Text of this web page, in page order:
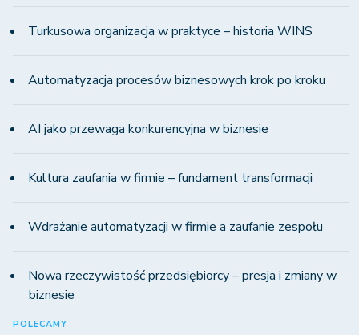
Turkusowa organizacja w praktyce – historia WINS
Automatyzacja procesów biznesowych krok po kroku
AI jako przewaga konkurencyjna w biznesie
Kultura zaufania w firmie – fundament transformacji
Wdrażanie automatyzacji w firmie a zaufanie zespołu
Nowa rzeczywistość przedsiębiorcy – presja i zmiany w
biznesie
POLECAMY